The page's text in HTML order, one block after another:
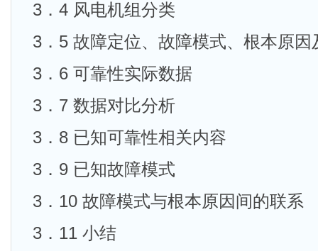
3．4 风电机组分类
3．5 故障定位、故障模式、根本原因
3．6 可靠性实际数据
3．7 数据对比分析
3．8 已知可靠性相关内容
3．9 已知故障模式
3．10 故障模式与根本原因间的联系
3．11 小结